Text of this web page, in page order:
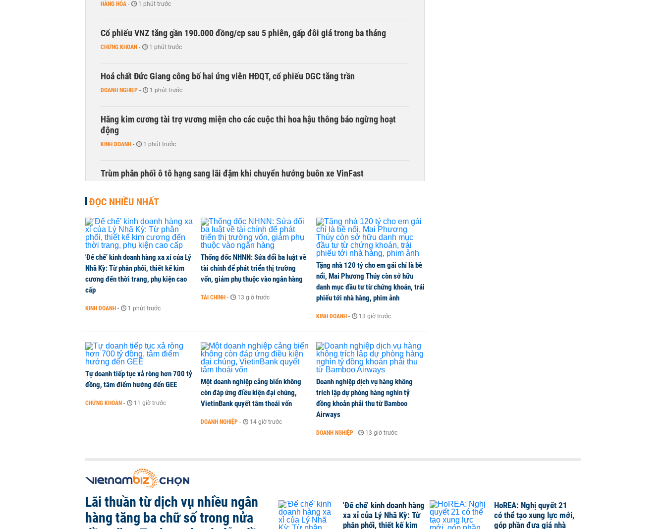
HÀNG HÓA - 1 phút trước
Cổ phiếu VNZ tăng gần 190.000 đồng/cp sau 5 phiên, gấp đôi giá trong ba tháng
CHỨNG KHOÁN - 1 phút trước
Hoá chất Đức Giang công bố hai ứng viên HĐQT, cổ phiếu DGC tăng trần
DOANH NGHIỆP - 1 phút trước
Hãng kim cương tài trợ vương miện cho các cuộc thi hoa hậu thông báo ngừng hoạt
động
KINH DOANH - 1 phút trước
Trùm phân phối ô tô hạng sang lãi đậm khi chuyển hướng buôn xe VinFast
ĐỌC NHIỀU NHẤT
'Đế chế’ kinh doanh hàng xa xỉ của Lý
Nhã Kỳ: Từ phân phối, thiết kế kim
cương đến thời trang, phụ kiện cao
cấp
KINH DOANH - 1 phút trước
Thống đốc NHNN: Sửa đổi ba luật về
tài chính để phát triển thị trường
vốn, giảm phụ thuộc vào ngân hàng
TÀI CHÍNH - 13 giờ trước
Tặng nhà 120 tỷ cho em gái chỉ là bề
nổi, Mai Phương Thúy còn sở hữu
danh mục đầu tư từ chứng khoán, trái
phiếu tới nhà hàng, phim ảnh
KINH DOANH - 13 giờ trước
Tự doanh tiếp tục xả ròng hơn 700 tỷ
đồng, tâm điểm hướng đến GEE
CHỨNG KHOÁN - 11 giờ trước
Một doanh nghiệp cảng biển không
còn đáp ứng điều kiện đại chúng,
VietinBank quyết tâm thoái vốn
DOANH NGHIỆP - 14 giờ trước
Doanh nghiệp dịch vụ hàng không
trích lập dự phòng hàng nghìn tỷ
đồng khoản phải thu từ Bamboo
Airways
DOANH NGHIỆP - 13 giờ trước
Lãi thuần từ dịch vụ nhiều ngân
hàng tăng ba chữ số trong nửa
'Đế chế’ kinh doanh hàng
xa xỉ của Lý Nhã Kỳ: Từ
phân phối, thiết kế kim
HoREA: Nghị quyết 21
có thể tạo xung lực mới,
góp phần đưa giá nhà